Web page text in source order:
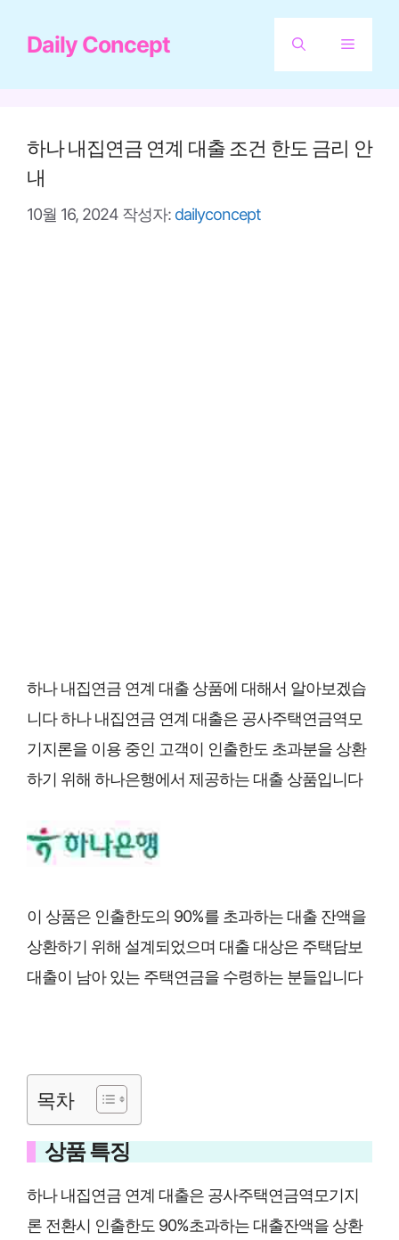
Daily Concept 메
하나 내집연금 연계 대출 조건 한도 금리 안
내
10월 16, 2024 작성자: dailyconcept
하나 내집연금 연계 대출 상품에 대해서 알아보겠습
니다 하나 내집연금 연계 대출은 공사주택연금역모
기지론을 이용 중인 고객이 인출한도 초과분을 상환
하기 위해 하나은행에서 제공하는 대출 상품입니다
이 상품은 인출한도의 90%를 초과하는 대출 잔액을
상환하기 위해 설계되었으며 대출 대상은 주택담보
대출이 남아 있는 주택연금을 수령하는 분들입니다
목차
상품 특징
하나 내집연금 연계 대출은 공사주택연금역모기지
론 전환시 인출한도 90%초과하는 대출잔액을 상환